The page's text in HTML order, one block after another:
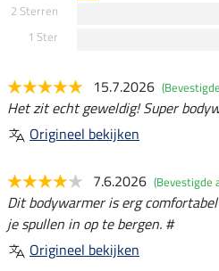
2 Sterren
1 Ster
15.7.2026
Het zit echt geweldig! Super
Origineel bekijken
7.6.2026 (Bevestigde
Dit bodywarmer is erg
je spullen in op te bergen. #
Origineel bekijken